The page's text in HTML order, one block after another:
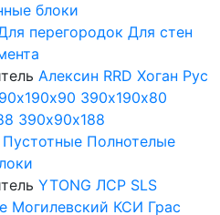
блоки
перегородок Для стен
Алексин RRD Хоган Рус
390х190х80
390х90х188
Пустотные Полнотелые
YTONG ЛСР SLS
Могилевский КСИ Грас